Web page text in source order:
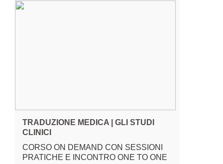
TRADUZIONE MEDICA | GLI STUDI
CLINICI
CORSO ON DEMAND CON SESSIONI
PRATICHE E INCONTRO ONE TO ONE